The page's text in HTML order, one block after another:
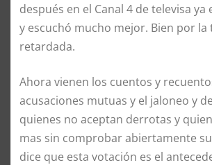
después en el Canal 4 de televisa ya
y escuchó mucho mejor. Bien por la
retardada.
Ahora vienen los cuentos y
acusaciones mutuas y el jaloneo y
quienes no aceptan derrotas y
mas sin comprobar abiertamente
dice que esta votación es el